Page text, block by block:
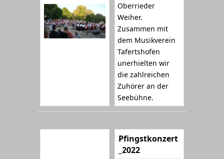
Oberrieder
Weiher.
Zusammen mit
dem Musikverein
Tafertshofen
unerhielten wir
die zahlreichen
Zuhörer an der
Seebühne.
Pfingstkonzert
_2022